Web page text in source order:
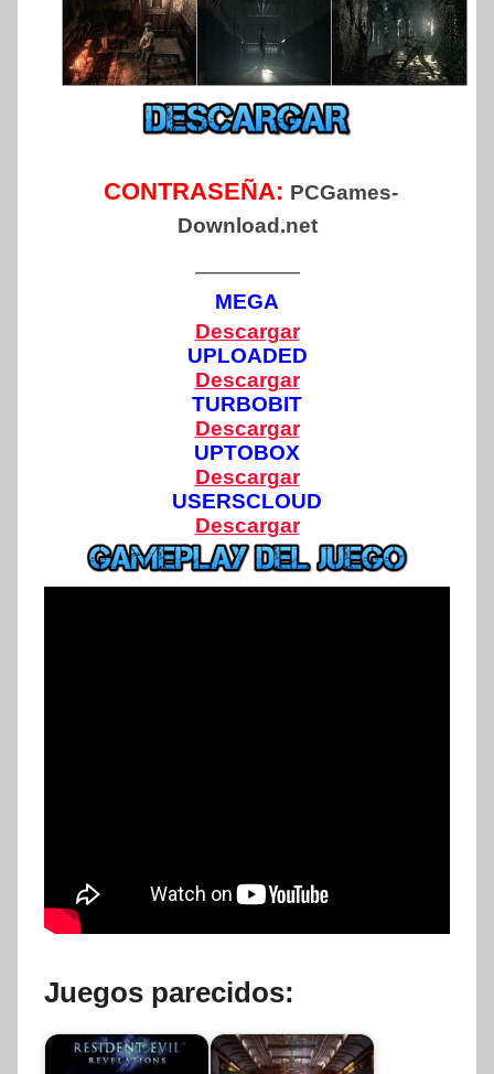
CONTRASEÑA: PCGames-
Download.net
—————
MEGA
Descargar
UPLOADED
Descargar
TURBOBIT
Descargar
UPTOBOX
Descargar
USERSCLOUD
Descargar
Juegos parecidos: